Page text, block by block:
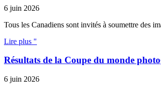
6 juin 2026
Tous les Canadiens sont invités à soumettre des
Lire plus "
Résultats de la Coupe du monde
6 juin 2026